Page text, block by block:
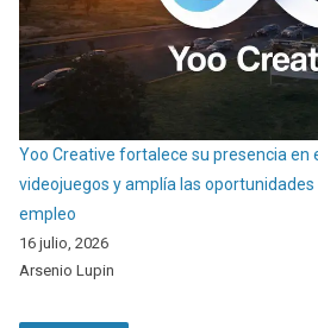
Yoo Creative fortalece su presencia en
videojuegos y amplía las
empleo
16 julio, 2026
Arsenio Lupin